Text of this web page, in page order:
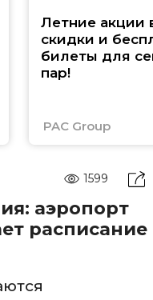
Летние акции
скидки и
билеты для
пар!
PAC Group
1599
аэропорт
расписание